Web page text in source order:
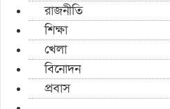
রাজনীতি
শিক্ষা
খেলা
বিনোদন
প্রবাস